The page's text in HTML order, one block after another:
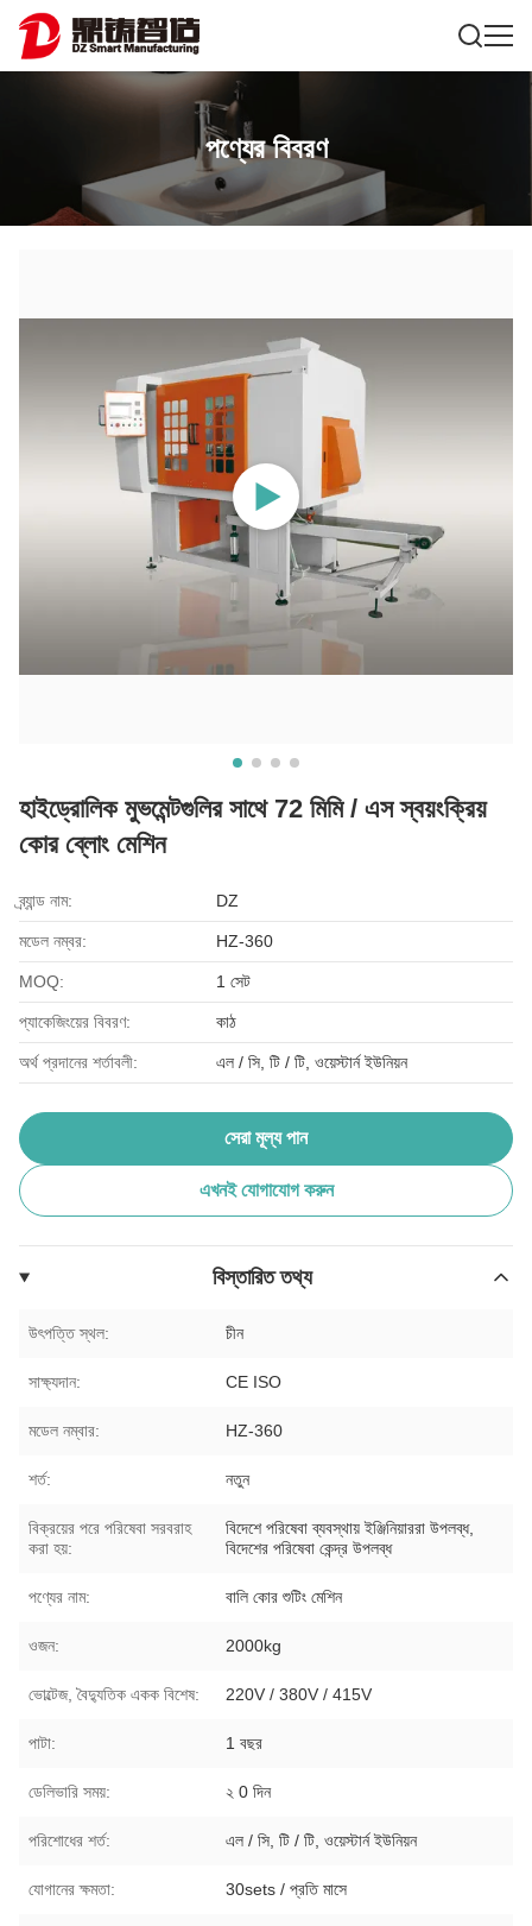
পণ্যের বিবরণ
হাইড্রোলিক মুভমেন্টগুলির সাথে 72 মিমি / এস স্বয়ংক্রিয়
কোর ব্লোং মেশিন
ব্র্যান্ড নাম: DZ
মডেল নম্বর: HZ-360
MOQ: 1 সেট
প্যাকেজিংয়ের বিবরণ: কাঠ
অর্থ প্রদানের শর্তাবলী: এল / সি, টি / টি, ওয়েস্টার্ন ইউনিয়ন
সেরা মূল্য পান
এখনই যোগাযোগ করুন
বিস্তারিত তথ্য
উৎপত্তি স্থল: চীন
সাক্ষ্যদান: CE ISO
মডেল নম্বার: HZ-360
শর্ত: নতুন
বিক্রয়ের পরে পরিষেবা সরবরাহ
করা হয়:
বিদেশে পরিষেবা ব্যবস্থায় ইঞ্জিনিয়াররা উপলব্ধ,
বিদেশের পরিষেবা কেন্দ্র উপলব্ধ
পণ্যের নাম: বালি কোর শুটিং মেশিন
ওজন: 2000kg
ভোল্টেজ, বৈদ্যুতিক একক বিশেষ: 220V / 380V / 415V
পাটা: 1 বছর
ডেলিভারি সময়: ২ 0 দিন
পরিশোধের শর্ত: এল / সি, টি / টি, ওয়েস্টার্ন ইউনিয়ন
যোগানের ক্ষমতা: 30sets / প্রতি মাসে